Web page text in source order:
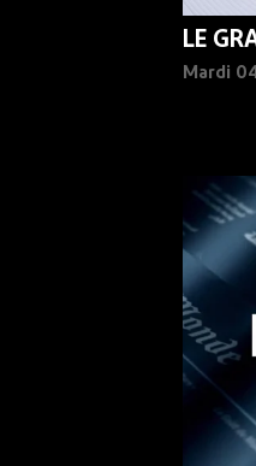
LE
Mardi